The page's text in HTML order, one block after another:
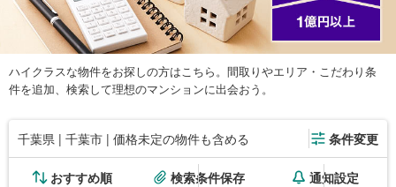
ハイクラスな物件をお探しの方はこちら。間取りやエリア・こだわり条
件を追加、検索して理想のマンションに出会おう。
千葉県 | 千葉市 | 価格未定の物件も含める 条件変更
おすすめ順 検索条件保存 通知設定